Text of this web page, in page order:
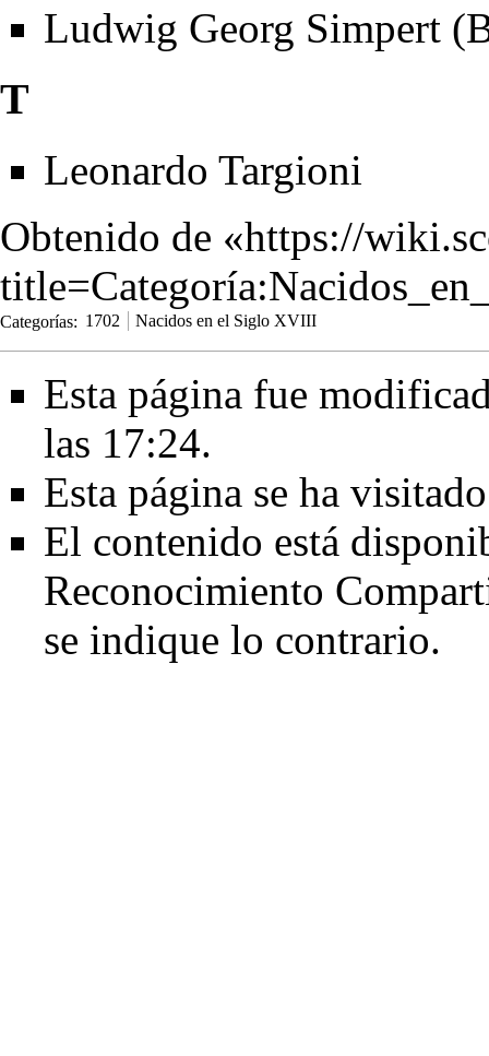
Ludwig Georg Simpert
T
Leonardo Targioni
Obtenido de «https://
Categorías: 1702 Nacidos en el Siglo XVIII
Esta página fue
las 17:24.
Esta página se ha
El contenido está
Reconocimiento
se indique lo contrario.